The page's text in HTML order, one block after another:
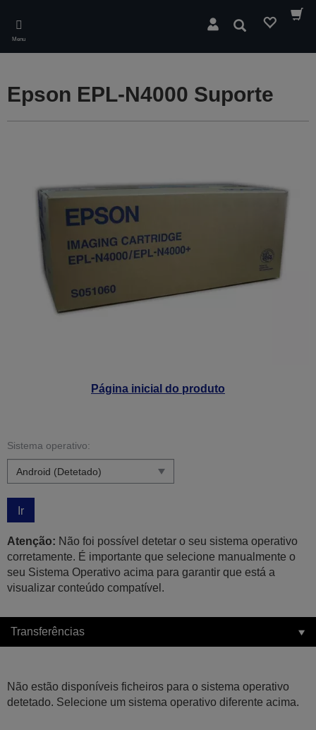
main
content
Menu
Pesquisar
Página inicial do produto
Epson EPL-N4000 Suporte
Sistema operativo:
Ir
Atenção: Não foi possível detetar o seu sistema operativo
corretamente. É importante que selecione manualmente o
seu Sistema Operativo acima para garantir que está a
visualizar conteúdo compatível.
Transferências
Não estão disponíveis ficheiros para o sistema operativo
detetado. Selecione um sistema operativo diferente acima.